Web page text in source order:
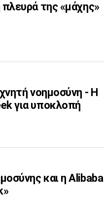
της «μάχης»
νοημοσύνη - Η
για υποκλοπή
και η Alibaba